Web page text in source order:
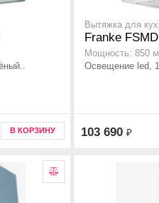
В КОРЗИНУ
Вытяжка для
Franke
Мощность: 850
Освещение led,
103 690 ₽